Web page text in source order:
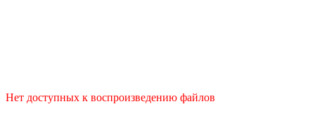
Нет доступных к воспроизведению файлов